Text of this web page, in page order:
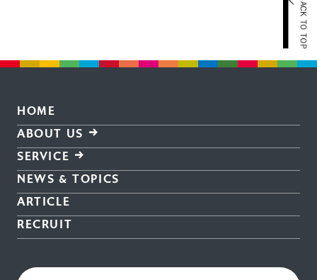
HOME
ABOUT US
SERVICE
NEWS & TOPICS
ARTICLE
RECRUIT